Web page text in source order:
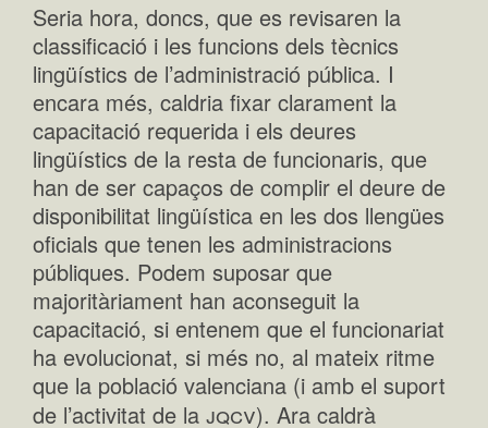
Seria hora, doncs, que es revisaren la
classificació i les funcions dels tècnics
lingüístics de l’administració pública. I
encara més, caldria fixar clarament la
capacitació requerida i els deures
lingüístics de la resta de funcionaris, que
han de ser capaços de complir el deure de
disponibilitat lingüística en les dos llengües
oficials que tenen les administracions
públiques. Podem suposar que
majoritàriament han aconseguit la
capacitació, si entenem que el funcionariat
ha evolucionat, si més no, al mateix ritme
que la població valenciana (i amb el suport
de l’activitat de la jqcv). Ara caldrà